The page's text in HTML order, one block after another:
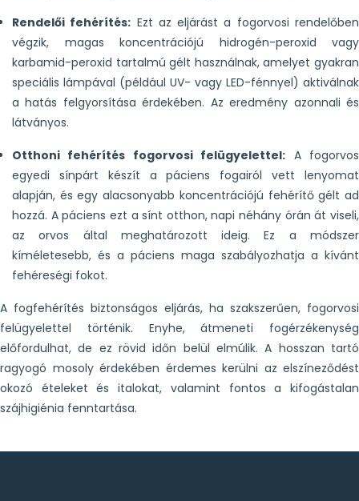
Rendelői fehérítés: Ezt az eljárást a fogorvosi rendelőben
végzik, magas koncentrációjú hidrogén-peroxid vagy
karbamid-peroxid tartalmú gélt használnak, amelyet gyakran
speciális lámpával (például UV- vagy LED-fénnyel) aktiválnak
a hatás felgyorsítása érdekében. Az eredmény azonnali és
látványos.
Otthoni fehérítés fogorvosi felügyelettel: A fogorvos
egyedi sínpárt készít a páciens fogairól vett lenyomat
alapján, és egy alacsonyabb koncentrációjú fehérítő gélt ad
hozzá. A páciens ezt a sínt otthon, napi néhány órán át viseli,
az orvos által meghatározott ideig. Ez a módszer
kíméletesebb, és a páciens maga szabályozhatja a kívánt
fehéreségi fokot.
A fogfehérítés biztonságos eljárás, ha szakszerűen, fogorvosi
felügyelettel történik. Enyhe, átmeneti fogérzékenység
előfordulhat, de ez rövid időn belül elmúlik. A hosszan tartó
ragyogó mosoly érdekében érdemes kerülni az elszíneződést
okozó ételeket és italokat, valamint fontos a kifogástalan
szájhigiénia fenntartása.